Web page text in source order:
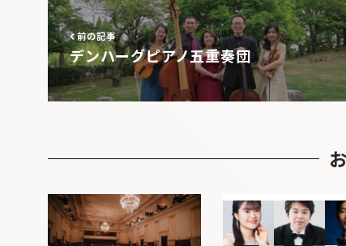
前の記事
デンハーグピアノ五重奏団